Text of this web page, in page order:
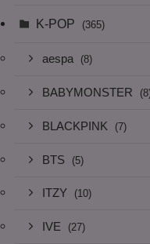
K-POP (365)
aespa (8)
BABYMONSTER
BLACKPINK (7)
BTS (5)
ITZY (10)
IVE (27)